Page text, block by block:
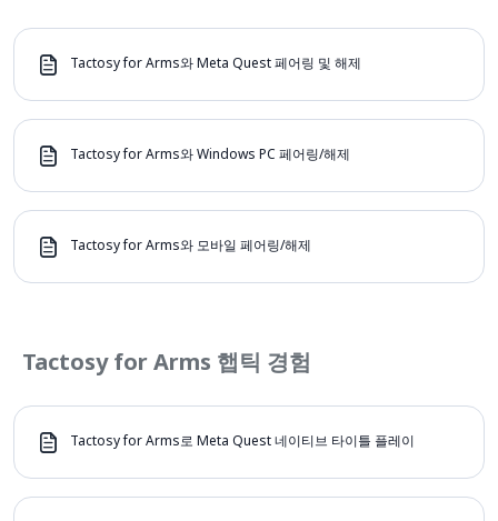
Tactosy for Arms와 Meta Quest 페어링 및 해제
Tactosy for Arms와 Windows PC 페어링/해제
Tactosy for Arms와 모바일 페어링/해제
Tactosy for Arms 햅틱 경험
Tactosy for Arms로 Meta Quest 네이티브 타이틀 플레이